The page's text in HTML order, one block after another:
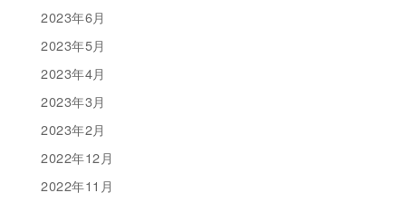
2023年6月
2023年5月
2023年4月
2023年3月
2023年2月
2022年12月
2022年11月